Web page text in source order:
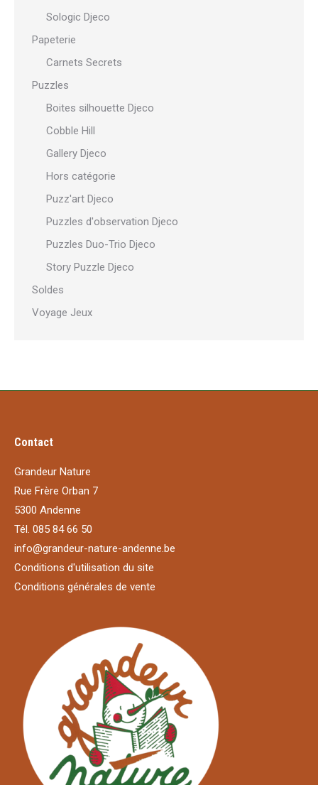
Sologic Djeco
Papeterie
Carnets Secrets
Puzzles
Boites silhouette Djeco
Cobble Hill
Gallery Djeco
Hors catégorie
Puzz'art Djeco
Puzzles d'observation Djeco
Puzzles Duo-Trio Djeco
Story Puzzle Djeco
Soldes
Voyage Jeux
Contact
Grandeur Nature
Rue Frère Orban 7
5300 Andenne
Tél. 085 84 66 50
info@grandeur-nature-andenne.be
Conditions d'utilisation du site
Conditions générales de vente